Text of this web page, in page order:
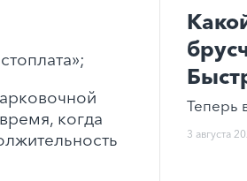
когда
Теперь
3 августа